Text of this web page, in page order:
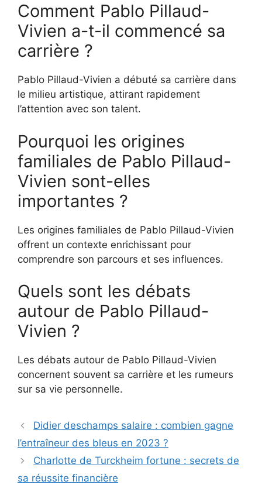
Comment Pablo Pillaud-
Vivien a-t-il commencé sa
carrière ?
Pablo Pillaud-Vivien a débuté sa carrière dans
le milieu artistique, attirant rapidement
l’attention avec son talent.
Pourquoi les origines
familiales de Pablo Pillaud-
Vivien sont-elles
importantes ?
Les origines familiales de Pablo Pillaud-Vivien
offrent un contexte enrichissant pour
comprendre son parcours et ses influences.
Quels sont les débats
autour de Pablo Pillaud-
Vivien ?
Les débats autour de Pablo Pillaud-Vivien
concernent souvent sa carrière et les rumeurs
sur sa vie personnelle.
Didier deschamps salaire : combien gagne
l’entraîneur des bleus en 2023 ?
Charlotte de Turckheim fortune : secrets de
sa réussite financière